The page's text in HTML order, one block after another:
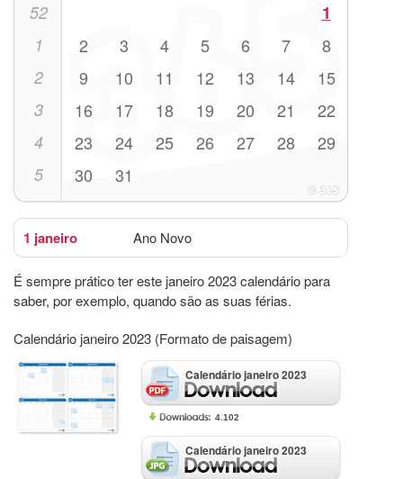
52 1
1 2 3 4 5 6 7 8
2 9 10 11 12 13 14 15
3 16 17 18 19 20 21 22
4 23 24 25 26 27 28 29
5 30 31
1 janeiro Ano Novo
É sempre prático ter este janeiro 2023 calendário para
saber, por exemplo, quando são as suas férias.
Calendário janeiro 2023 (Formato de paisagem)
Calendário janeiro 2023
4.102
Calendário janeiro 2023